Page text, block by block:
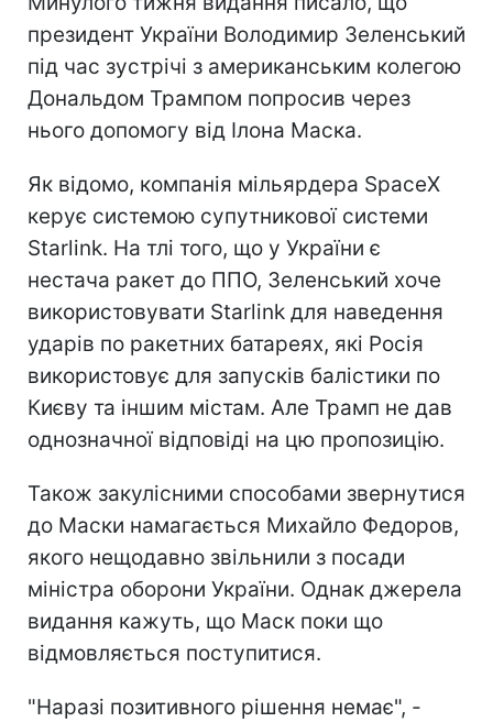
президент України Володимир Зеленський
під час зустрічі з американським колегою
Дональдом Трампом попросив через
нього допомогу від Ілона Маска.
Як відомо, компанія мільярдера SpaceX
керує системою супутникової системи
Starlink. На тлі того, що у України є
нестача ракет до ППО, Зеленський хоче
використовувати Starlink для наведення
ударів по ракетних батареях, які Росія
використовує для запусків балістики по
Києву та іншим містам. Але Трамп не дав
однозначної відповіді на цю пропозицію.
Також закулісними способами звернутися
до Маски намагається Михайло Федоров,
якого нещодавно звільнили з посади
міністра оборони України. Однак джерела
видання кажуть, що Маск поки що
відмовляється поступитися.
"Наразі позитивного рішення немає", -